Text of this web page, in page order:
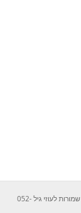
© 2026 עוזי גיל, נדלן, מכירה, תיווך, עמק חפר. כל הזכויות שמורות לעוזי גיל 052-